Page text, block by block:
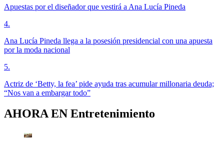
Apuestas por el diseñador que vestirá a Ana Lucía Pineda
4.
Ana Lucía Pineda llega a la posesión presidencial con una apuesta
por la moda nacional
5.
Actriz de ‘Betty, la fea’ pide ayuda tras acumular millonaria deuda;
“Nos van a embargar todo”
AHORA EN Entretenimiento